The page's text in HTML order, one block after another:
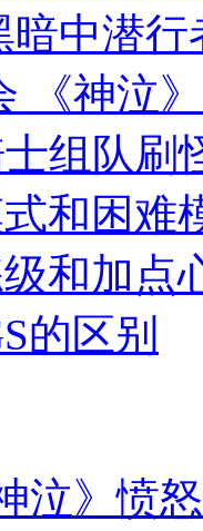
暗中潜行
《神泣
组队刷
和困难
和加点
的区别
泣》愤